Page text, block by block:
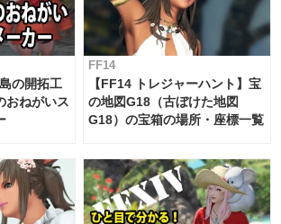
の開拓工
おねがいス
FF14
【FF14 トレジャーハント】宝
の地図G18（古ぼけた地図
G18）の宝箱の場所・座標一覧